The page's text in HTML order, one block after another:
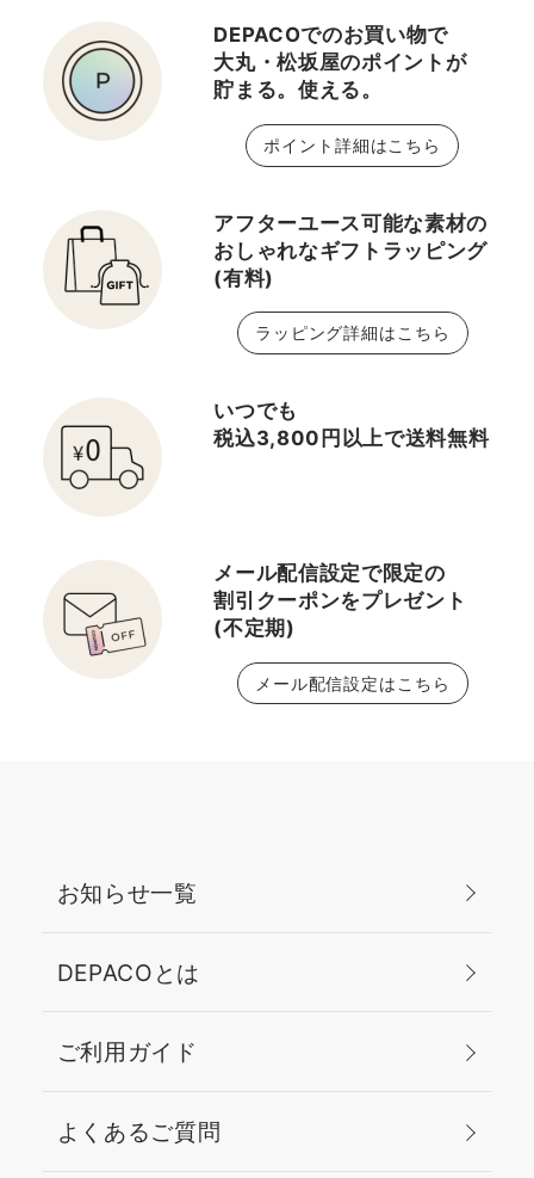
DEPACOでのお買い物で
大丸・松坂屋のポイントが
貯まる。使える。
ポイント詳細はこちら
アフターユース可能な素材の
おしゃれなギフトラッピング
(有料)
ラッピング詳細はこちら
いつでも
税込3,800円以上で送料無料
メール配信設定で限定の
割引クーポンをプレゼント
(不定期)
メール配信設定はこちら
お知らせ一覧
DEPACOとは
ご利用ガイド
よくあるご質問